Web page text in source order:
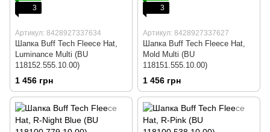
3
Артикул: 8428927337634
Шапка Buff Tech Fleece Hat,
Luminance Multi (BU
118152.555.10.00)
1 456 грн
3
Артикул: 8428927337627
Шапка Buff Tech Fleece Hat,
Mold Multi (BU
118151.555.10.00)
1 456 грн